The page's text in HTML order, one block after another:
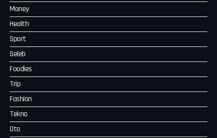
Money
Health
Sport
Seleb
Foodies
Trip
Fashion
Tekno
Oto